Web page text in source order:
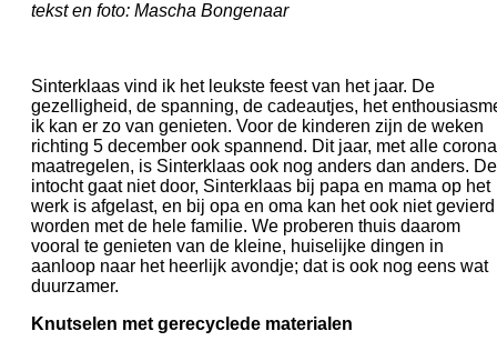
tekst en foto: Mascha Bongenaar
Sinterklaas vind ik het leukste feest van het jaar. De
gezelligheid, de spanning, de cadeautjes, het
ik kan er zo van genieten. Voor de kinderen zijn de weken
richting 5 december ook spannend. Dit jaar, met alle
maatregelen, is Sinterklaas ook nog anders dan anders. De
intocht gaat niet door, Sinterklaas bij papa en mama op het
werk is afgelast, en bij opa en oma kan het ook niet gevierd
worden met de hele familie. We proberen thuis daarom
vooral te genieten van de kleine, huiselijke dingen in
aanloop naar het heerlijk avondje; dat is ook nog eens wat
duurzamer.
Knutselen met gerecyclede materialen